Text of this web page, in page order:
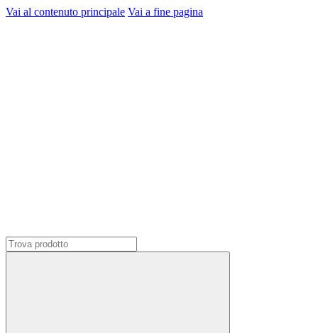
Vai al contenuto principale Vai a fine pagina